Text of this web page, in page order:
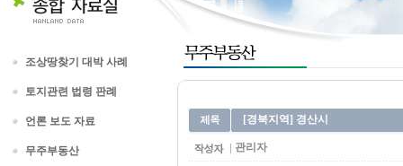
조상땅찾기 대박 사례
토지관련 법령 판례
언론 보도 자료
무주부동산
[경북지역] 경산시
관리자